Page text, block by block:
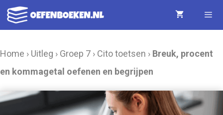
Ga
naar
Home › Uitleg › Groep 7 › Cito toetsen › Breuk, procent
en kommagetal oefenen en begrijpen